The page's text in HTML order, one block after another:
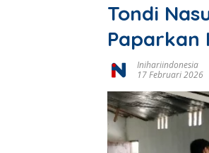
Tondi
Paparkan
Inihariindonesia
17 Februari 2026